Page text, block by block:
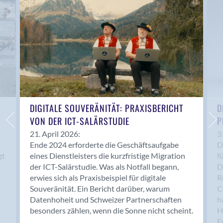
Anwil
Appenzell
Au SG
Baar
Baden
Balsthal
Balzers
Basel
Bassersdorf
Belp
Bendern
Benken (SG)
Bergdietikon
Berlin
Bern
Bern - Liebefeld
DIGITALE SOUVERÄNITÄT: PRAXISBERICHT
VON DER ICT-SALÄRSTUDIE
21. April 2026:
Ende 2024 erforderte die Geschäftsaufgabe
eines Dienstleisters die kurzfristige Migration
der ICT-Salärstudie. Was als Notfall begann,
erwies sich als Praxisbeispiel für digitale
Souveränität. Ein Bericht darüber, warum
Datenhoheit und Schweizer Partnerschaften
besonders zählen, wenn die Sonne nicht scheint.